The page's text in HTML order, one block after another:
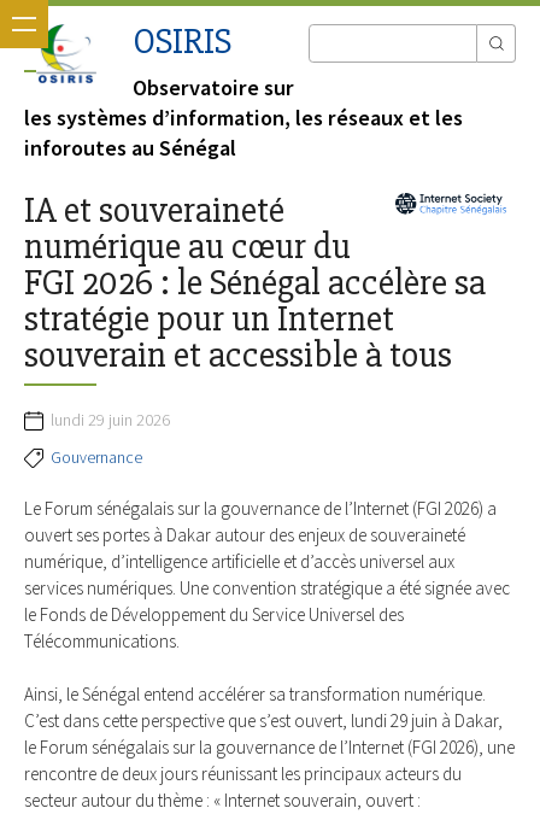
OSIRIS
Observatoire sur
les systèmes d’information, les réseaux et les
inforoutes au Sénégal
IA et souveraineté
numérique au cœur du
FGI 2026 : le Sénégal accélère sa
stratégie pour un Internet
souverain et accessible à tous
lundi 29 juin 2026
Gouvernance
Le Forum sénégalais sur la gouvernance de l’Internet (FGI 2026) a
ouvert ses portes à Dakar autour des enjeux de souveraineté
numérique, d’intelligence artificielle et d’accès universel aux
services numériques. Une convention stratégique a été signée avec
le Fonds de Développement du Service Universel des
Télécommunications.
Ainsi, le Sénégal entend accélérer sa transformation numérique.
C’est dans cette perspective que s’est ouvert, lundi 29 juin à Dakar,
le Forum sénégalais sur la gouvernance de l’Internet (FGI 2026), une
rencontre de deux jours réunissant les principaux acteurs du
secteur autour du thème : « Internet souverain, ouvert :